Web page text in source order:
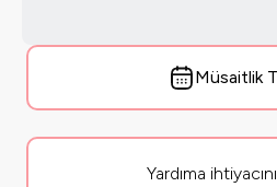
Müsaitlik
Yardıma